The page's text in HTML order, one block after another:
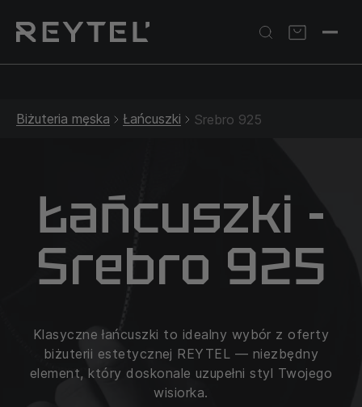
Biżuteria męska Łańcuszki Srebro 925
Łańcuszki -
Srebro 925
Klasyczne łańcuszki to idealny wybór z oferty
biżuterii estetycznej REYTEL — niezbędny
element, który doskonale uzupełni styl Twojego
wisiorka.
Złota biżuteria: –30% | Do 31.08